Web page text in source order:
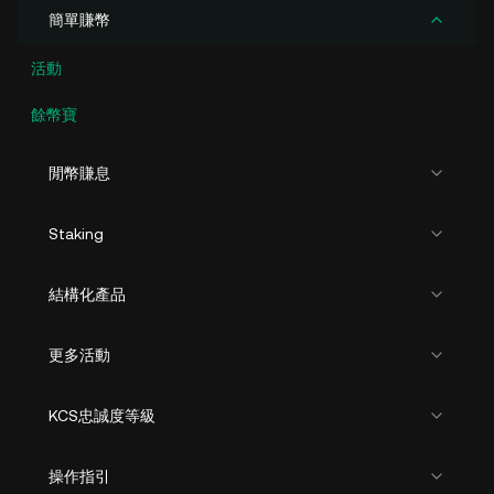
簡單賺幣
活動
餘幣寶
閒幣賺息
Staking
結構化產品
更多活動
KCS忠誠度等級
操作指引